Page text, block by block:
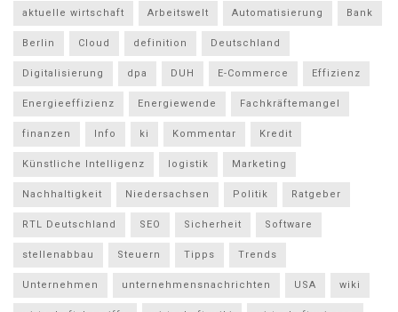
aktuelle wirtschaft Arbeitswelt Automatisierung Bank
Berlin Cloud definition Deutschland
Digitalisierung dpa DUH E-Commerce Effizienz
Energieeffizienz Energiewende Fachkräftemangel
finanzen Info ki Kommentar Kredit
Künstliche Intelligenz logistik Marketing
Nachhaltigkeit Niedersachsen Politik Ratgeber
RTL Deutschland SEO Sicherheit Software
stellenabbau Steuern Tipps Trends
Unternehmen unternehmensnachrichten USA wiki